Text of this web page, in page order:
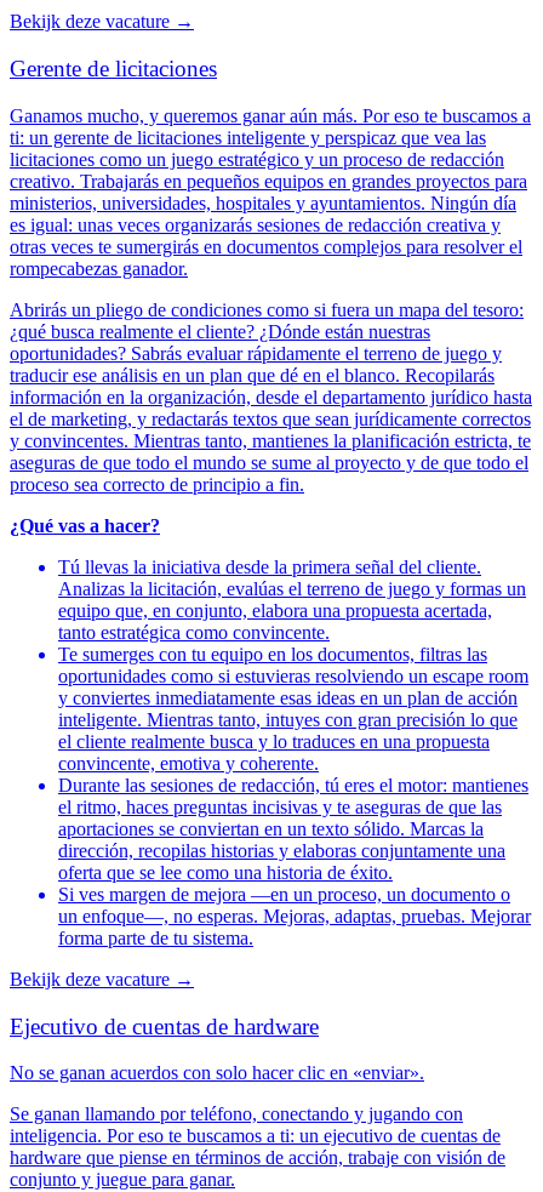
Bekijk deze vacature →
Gerente de licitaciones
Ganamos mucho, y queremos ganar aún más. Por eso te buscamos a
ti: un gerente de licitaciones inteligente y perspicaz que vea las
licitaciones como un juego estratégico y un proceso de redacción
creativo. Trabajarás en pequeños equipos en grandes proyectos para
ministerios, universidades, hospitales y ayuntamientos. Ningún día
es igual: unas veces organizarás sesiones de redacción creativa y
otras veces te sumergirás en documentos complejos para resolver el
rompecabezas ganador.
Abrirás un pliego de condiciones como si fuera un mapa del tesoro:
¿qué busca realmente el cliente? ¿Dónde están nuestras
oportunidades? Sabrás evaluar rápidamente el terreno de juego y
traducir ese análisis en un plan que dé en el blanco. Recopilarás
información en la organización, desde el departamento jurídico hasta
el de marketing, y redactarás textos que sean jurídicamente correctos
y convincentes. Mientras tanto, mantienes la planificación estricta, te
aseguras de que todo el mundo se sume al proyecto y de que todo el
proceso sea correcto de principio a fin.
¿Qué vas a hacer?
Tú llevas la iniciativa desde la primera señal del cliente.
Analizas la licitación, evalúas el terreno de juego y formas un
equipo que, en conjunto, elabora una propuesta acertada,
tanto estratégica como convincente.
Te sumerges con tu equipo en los documentos, filtras las
oportunidades como si estuvieras resolviendo un escape room
y conviertes inmediatamente esas ideas en un plan de acción
inteligente. Mientras tanto, intuyes con gran precisión lo que
el cliente realmente busca y lo traduces en una propuesta
convincente, emotiva y coherente.
Durante las sesiones de redacción, tú eres el motor: mantienes
el ritmo, haces preguntas incisivas y te aseguras de que las
aportaciones se conviertan en un texto sólido. Marcas la
dirección, recopilas historias y elaboras conjuntamente una
oferta que se lee como una historia de éxito.
Si ves margen de mejora —en un proceso, un documento o
un enfoque—, no esperas. Mejoras, adaptas, pruebas. Mejorar
forma parte de tu sistema.
Bekijk deze vacature →
Ejecutivo de cuentas de hardware
No se ganan acuerdos con solo hacer clic en «enviar».
Se ganan llamando por teléfono, conectando y jugando con
inteligencia. Por eso te buscamos a ti: un ejecutivo de cuentas de
hardware que piense en términos de acción, trabaje con visión de
conjunto y juegue para ganar.